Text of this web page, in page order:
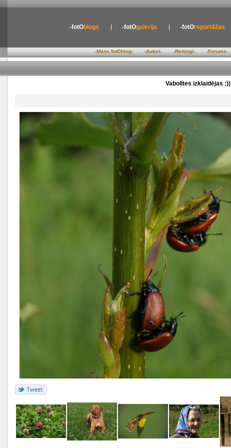
-fotOblogs -fotOgalerija -fotOreportāžas
-Mans fotOblog- -Autori- -Reitingi- -Forums-
Vabolītes izklaidējas :))